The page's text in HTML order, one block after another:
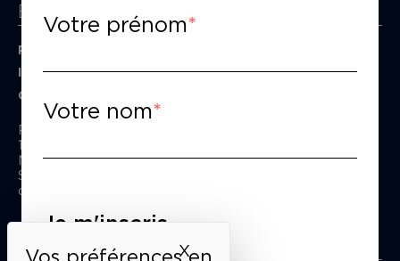
XMasquer le bandeau des
Espace pro
Privatiser une salle
Informations techniques
Contact presse
Passage Moliėre
157, rue Saint-Martin - 75003 Paris
M° Rambuteau - RER Les Halles
Standard tél : 01 44 54 53 00
du mardi au samedi de 15h à 18h
Liens utiles
Votre prénom
Votre nom
Je m'inscris